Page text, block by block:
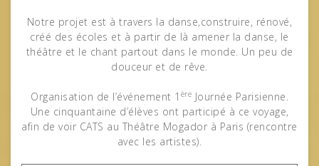
Notre projet est à travers la danse,construire, rénové,
créé des écoles et à partir de là amener la danse, le
théâtre et le chant partout dans le monde. Un peu de
douceur et de rêve.
Organisation de l’événement 1 ère Journée Parisienne.
Une cinquantaine d’élèves ont participé à ce voyage,
afin de voir CATS au Théâtre Mogador à Paris (rencontre
avec les artistes).